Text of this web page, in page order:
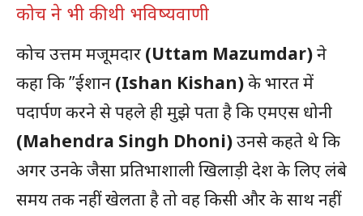
कोच ने भी की थी भविष्यवाणी
कोच उत्तम मजूमदार (Uttam Mazumdar)ने
कहा कि ”ईशान (Ishan Kishan)के भारत में
पदार्पण करने से पहले ही मुझे पता है कि एमएस धोनी
(Mahendra Singh Dhoni)उनसे कहते थे कि
अगर उनके जैसा प्रतिभाशाली खिलाड़ी देश के लिए लंबे
समय तक नहीं खेलता है तो वह किसी और के साथ नहीं